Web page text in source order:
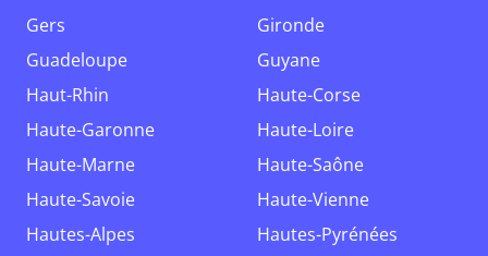
Gers
Gironde
Guadeloupe
Guyane
Haut-Rhin
Haute-Corse
Haute-Garonne
Haute-Loire
Haute-Marne
Haute-Saône
Haute-Savoie
Haute-Vienne
Hautes-Alpes
Hautes-Pyrénées